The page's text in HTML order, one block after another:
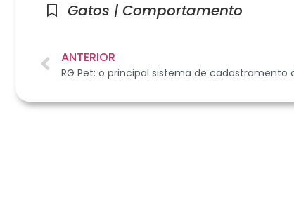
Gatos | Comportamento
ANTERIOR
RG Pet: o principal sistema de